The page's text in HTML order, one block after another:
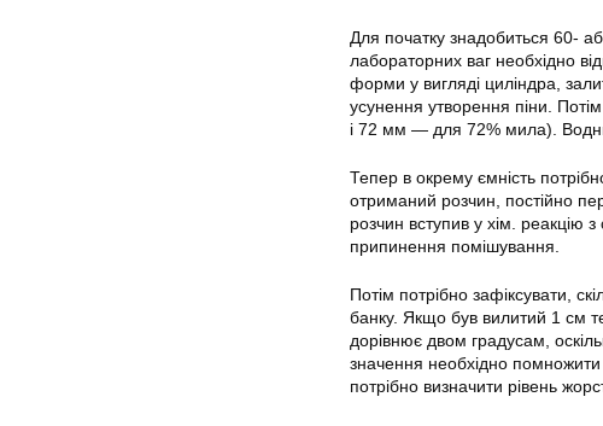
Для початку знадобиться 60-
лабораторних ваг необхідно
форми у вигляді циліндра,
усунення утворення піни.
і 72 мм — для 72% мила).
Тепер в окрему ємність
отриманий розчин, постійно
розчин вступив у хім. реакцію
припинення помішування.
Потім потрібно зафіксувати,
банку. Якщо був вилитий 1 см
дорівнює двом градусам,
значення необхідно
потрібно визначити рівень